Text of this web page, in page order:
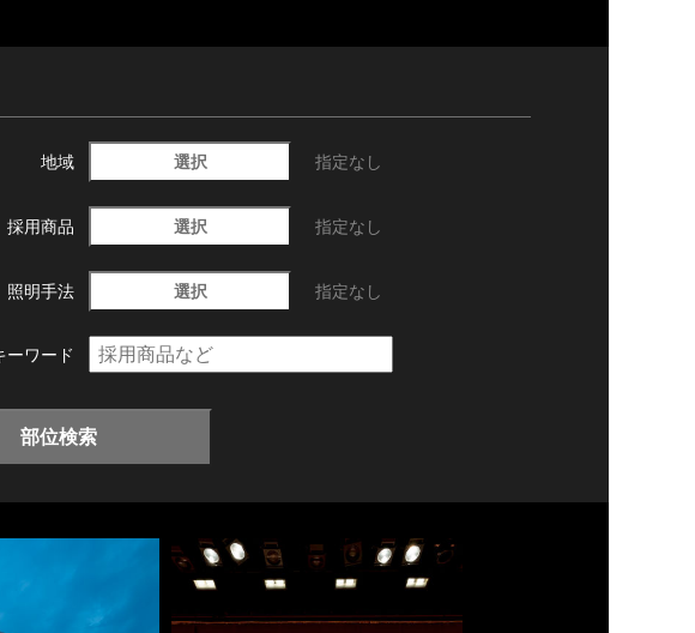
地域 選択 指定なし
採用商品 選択 指定なし
照明手法 選択 指定なし
ーワード
部位検索